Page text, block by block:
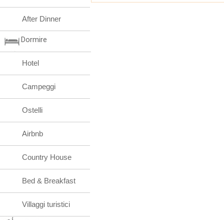
After Dinner
Dormire
Hotel
Campeggi
Ostelli
Airbnb
Country House
Bed & Breakfast
Villaggi turistici